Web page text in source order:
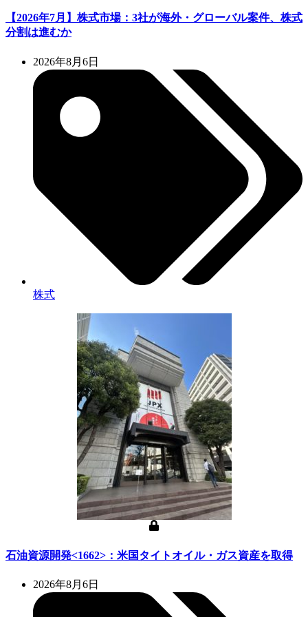
【2026年7月】株式市場：3社が海外・グローバル案件、株式
分割は進むか
2026年8月6日
株式
石油資源開発<1662>：米国タイトオイル・ガス資産を取得
2026年8月6日